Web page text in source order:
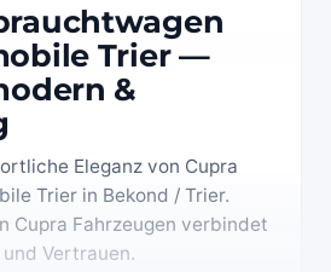
Trier —
&
Eleganz von Cupra
Trier in Bekond / Trier.
Cupra Fahrzeugen verbindet
Vertrauen.